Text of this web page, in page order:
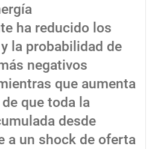
ha reducido los
la probabilidad de
negativos
que aumenta
que toda la
desde
a un shock de oferta